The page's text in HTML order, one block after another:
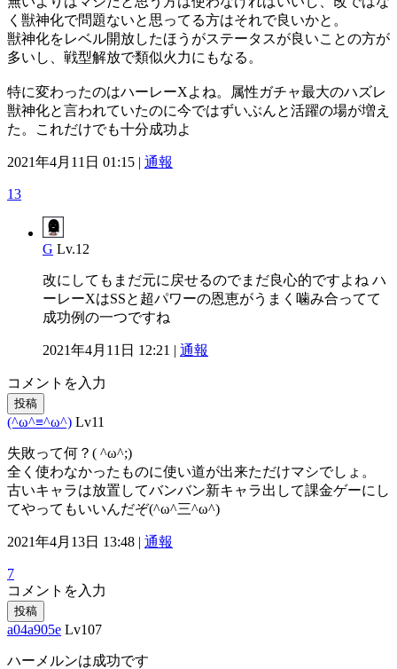
く獣神化で問題ないと思ってる方はそれで良いかと。
獣神化をレベル開放したほうがステータスが良いことの方が
多いし、戦型解放で類似火力にもなる。
特に変わったのはハーレーXよね。属性ガチャ最大のハズレ
獣神化と言われていたのに今ではずいぶんと活躍の場が増え
た。これだけでも十分成功よ
2021年4月11日 01:15 | 通報
13
G Lv.12
改にしてもまだ元に戻せるのでまだ良心的ですよね ハ
ーレーXはSSと超パワーの恩恵がうまく噛み合ってて
成功例の一つですね
2021年4月11日 12:21 | 通報
コメントを入力
投稿
(^ω^≡^ω^) Lv11
失敗って何？( ^ω^;)
全く使わなかったものに使い道が出来ただけマシでしょ。
古いキャラは放置してバンバン新キャラ出して課金ゲーにし
てやってもいいんだぞ(^ω^三^ω^)
2021年4月13日 13:48 | 通報
7
コメントを入力
投稿
a04a905e Lv107
ハーメルンは成功です